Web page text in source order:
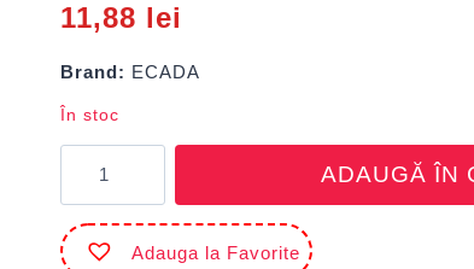
11,88 lei
Brand: ECADA
În stoc
Hârtie
milimetrică
A4
60
ADAUGĂ ÎN
Adauga la Favorite